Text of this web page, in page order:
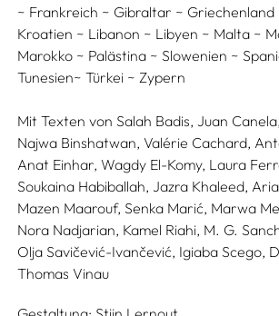
~ Frankreich ~ Gibraltar ~ Griechenland
Kroatien ~ Libanon ~ Libyen ~ Malta ~
Marokko ~ Palästina ~ Slowenien ~
Tunesien~ Türkei ~ Zypern
Mit Texten von Salah Badis, Juan Canela,
Najwa Binshatwan, Valérie Cachard,
Anat Einhar, Wagdy El-Komy, Laura
Soukaina Habiballah, Jazra Khaleed,
Mazen Maarouf, Senka Marić, Marwa
Nora Nadjarian, Kamel Riahi, M. G.
Olja Savičević-Ivančević, Igiaba Scego,
Thomas Vinau